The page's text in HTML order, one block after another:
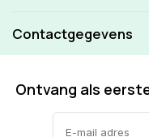
Contactgegevens
Ontvang als